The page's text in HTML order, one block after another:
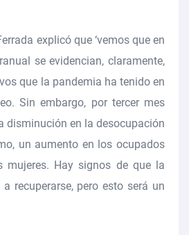
explicó que ‘vemos que en
se evidencian, claramente,
que la pandemia ha tenido en
Sin embargo, por tercer mes
disminución en la desocupación
un aumento en los ocupados
mujeres. Hay signos de que la
recuperarse, pero esto será un